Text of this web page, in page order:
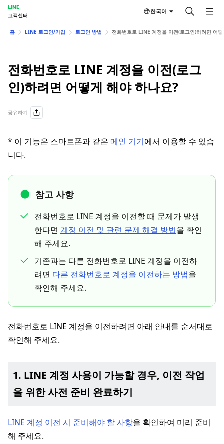
LINE
고객센터
한국어
홈 LINE 로그인/가입 로그인 방법 전화번호로 LINE 계정을 이전(로그인)하려면 어
전화번호로 LINE 계정을 이전(로그
인)하려면 어떻게 해야 하나요?
공유하기
* 이 기능은 스마트폰과 같은 메인 기기에서 이용할 수 있습
니다.
참고 사항
전화번호로 LINE 계정을 이전할 때 문제가 발생
한다면 계정 이전 및 관련 문제 해결 방법을 확인
해 주세요.
기존과는 다른 전화번호로 LINE 계정을 이전하
려면 다른 전화번호로 계정을 이전하는 방법을
확인해 주세요.
전화번호로 LINE 계정을 이전하려면 아래 안내를 순서대로
확인해 주세요.
1. LINE 계정 사용이 가능할 경우, 이전 작업
을 위한 사전 준비 완료하기
LINE 계정 이전 시 준비해야 할 사항을 확인하여 미리 준비
해 주세요.